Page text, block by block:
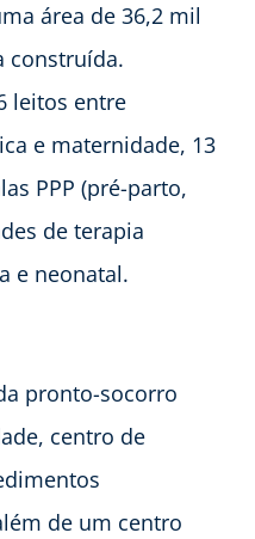
área de 36,2 mil
construída.
leitos entre
e maternidade, 13
PPP (pré-parto,
de terapia
e neonatal.
pronto-socorro
centro de
de um centro